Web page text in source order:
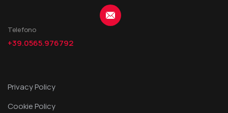
Telefono
+39.0565.976792
Privacy Policy
Cookie Policy